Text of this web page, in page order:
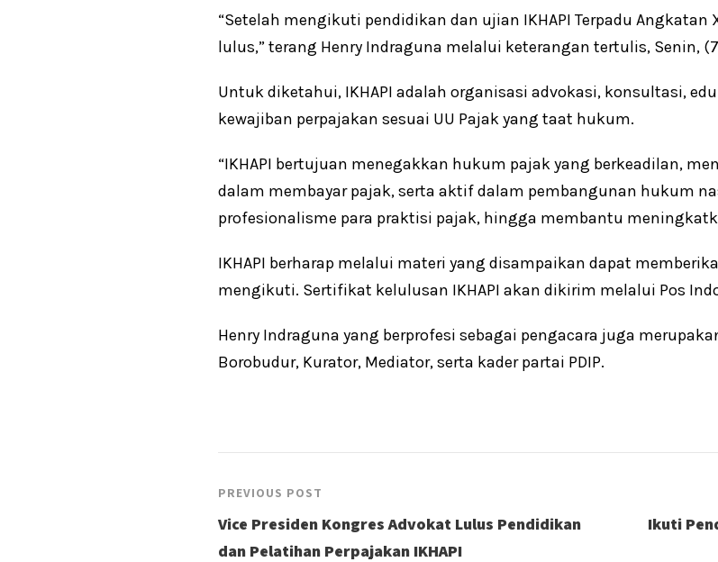
“Setelah mengikuti pendidikan dan ujian IKHAPI Terpadu Angkatan
lulus,” terang Henry Indraguna melalui keterangan tertulis, Senin,
Untuk diketahui, IKHAPI adalah organisasi advokasi, konsultasi,
kewajiban perpajakan sesuai UU Pajak yang taat hukum.
“IKHAPI bertujuan menegakkan hukum pajak yang berkeadilan,
dalam membayar pajak, serta aktif dalam pembangunan hukum
profesionalisme para praktisi pajak, hingga membantu
IKHAPI berharap melalui materi yang disampaikan dapat
mengikuti. Sertifikat kelulusan IKHAPI akan dikirim melalui Pos
Henry Indraguna yang berprofesi sebagai pengacara juga
Borobudur, Kurator, Mediator, serta kader partai PDIP.
PREVIOUS POST
Vice Presiden Kongres Advokat Lulus Pendidikan
dan Pelatihan Perpajakan IKHAPI
Ikuti